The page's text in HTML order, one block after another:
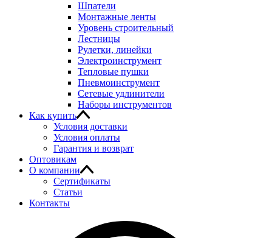
Шпатели
Монтажные ленты
Уровень строительный
Лестницы
Рулетки, линейки
Электроинструмент
Тепловые пушки
Пневмоинструмент
Сетевые удлинители
Наборы инструментов
Как купить
Условия доставки
Условия оплаты
Гарантия и возврат
Оптовикам
О компании
Сертификаты
Статьи
Контакты